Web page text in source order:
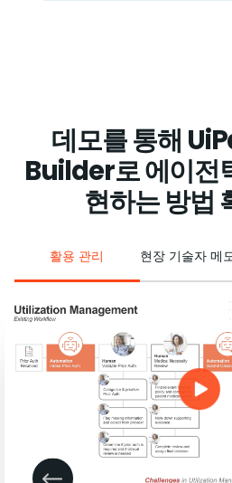
데모를 통해
Builder로 에이전
현하는 방법
활용 관리 현장 기술자 메